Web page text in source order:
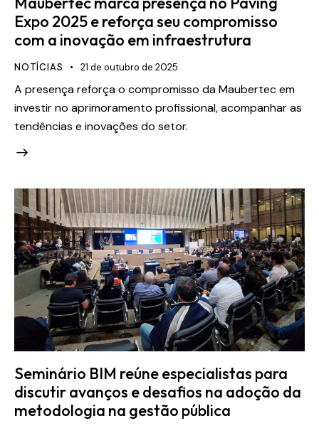
Expo 2025 e reforça seu compromisso
com a inovação em infraestrutura
NOTÍCIAS 21 de outubro de 2025
A presença reforça o compromisso da Maubertec em
investir no aprimoramento profissional, acompanhar as
tendências e inovações do setor.
Seminário BIM reúne especialistas para
discutir avanços e desafios na adoção da
metodologia na gestão pública